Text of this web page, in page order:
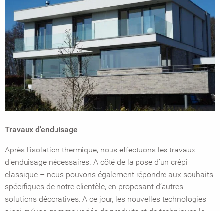
Travaux d’enduisage
Après l’isolation thermique, nous effectuons les travaux
d’enduisage nécessaires. A côté de la pose d’un crépi
classique – nous pouvons également répondre aux souhaits
spécifiques de notre clientèle, en proposant d’autres
solutions décoratives. A ce jour, les nouvelles technologies